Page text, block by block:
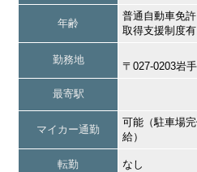
年齢
普通自動車免許
取得支援制度有
勤務地
〒027-0203岩
最寄駅
マイカー通勤
可能（駐車場
給）
転勤 なし